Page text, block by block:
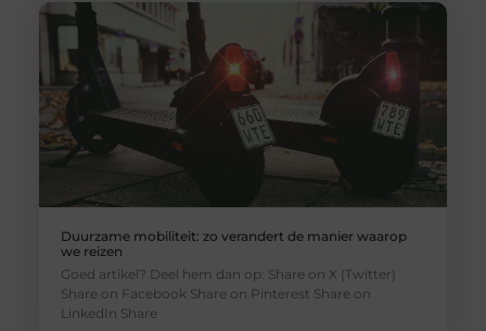
Duurzame mobiliteit: zo verandert de manier waarop
we reizen
Goed artikel? Deel hem dan op: Share on X (Twitter)
Share on Facebook Share on Pinterest Share on
LinkedIn Share